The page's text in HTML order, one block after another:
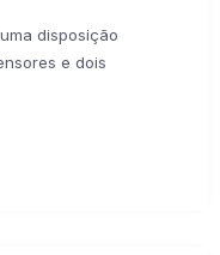
disposição
e dois